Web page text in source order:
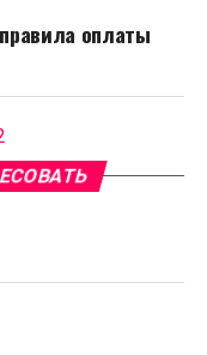
оплаты